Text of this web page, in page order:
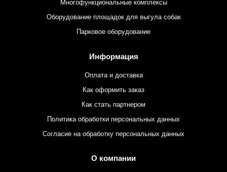
Многофункциональные комплексы
Оборудование площадок для выгула собак
Парковое оборудование
Информация
Оплата и доставка
Как оформить заказ
Как стать партнером
Политика обработки персональных данных
Согласие на обработку персональных данных
О компании